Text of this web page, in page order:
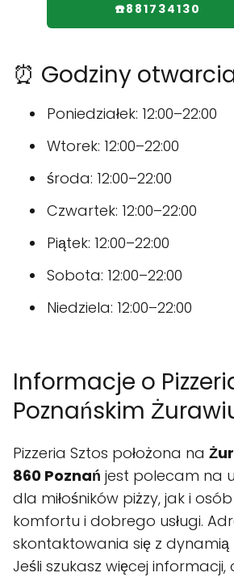
☎️881734130
⏰ Godziny
Poniedziałek: 12:00–22:00
Wtorek: 12:00–22:00
środa: 12:00–22:00
Czwartek: 12:00–22:00
Piątek: 12:00–22:00
Sobota: 12:00–22:00
Niedziela: 12:00–22:00
Informacje o
Poznańskim
Pizzeria Sztos położona na
860 Poznań jest polecam na
dla miłośników piżzy, jak i
komfortu i dobrego usługi.
skontaktowania się z dynamią
Jeśli szukasz więcej